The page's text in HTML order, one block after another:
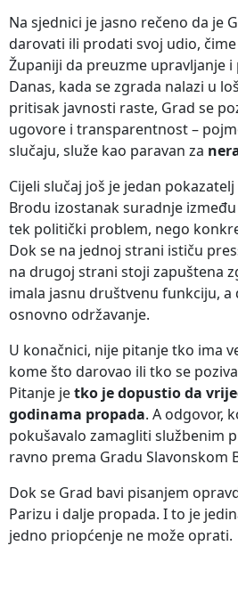
Na sjednici je jasno rečeno da je
darovati ili prodati svoj udio,
Županiji da preuzme upravljanje
Danas, kada se zgrada nalazi u
pritisak javnosti raste, Grad se
ugovore i transparentnost –
slučaju, služe kao paravan za
Cijeli slučaj još je jedan
Brodu izostanak suradnje
tek politički problem, nego
Dok se na jednoj strani ističu
na drugoj strani stoji zapuštena
imala jasnu društvenu funkciju, a
osnovno održavanje.
U konačnici, nije pitanje tko ima
kome što darovao ili tko se
Pitanje jetko je dopustio da
godinama propada. A odgovor,
pokušavalo zamagliti službenim
ravno prema Gradu Slavonskom
Dok se Grad bavi pisanjem
Parizu i dalje propada. I to je
jedno priopćenje ne može oprati.